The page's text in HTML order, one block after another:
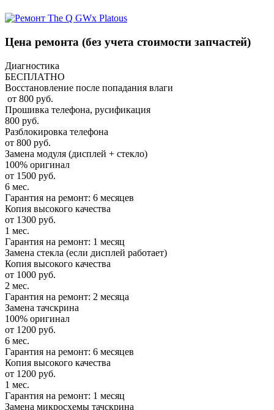
Цена ремонта (без учета стоимости запчастей)
Диагностика
БЕСПЛАТНО
Восстановление после попадания влаги
от 800 руб.
Прошивка телефона, русификация
800 руб.
Разблокировка телефона
от 800 руб.
Замена модуля (дисплей + стекло)
100% оригинал
от 1500 руб.
6 мес.
Гарантия на ремонт: 6 месяцев
Копия высокого качества
от 1300 руб.
1 мес.
Гарантия на ремонт: 1 месяц
Замена стекла (если дисплей работает)
Копия высокого качества
от 1000 руб.
2 мес.
Гарантия на ремонт: 2 месяца
Замена тачскрина
100% оригинал
от 1200 руб.
6 мес.
Гарантия на ремонт: 6 месяцев
Копия высокого качества
от 1200 руб.
1 мес.
Гарантия на ремонт: 1 месяц
Замена микросхемы тачскрина